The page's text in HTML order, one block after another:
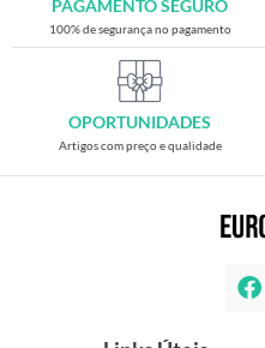
PAGAMENTO SEGURO
100% de segurança no pagamento
OPORTUNIDADES
Artigos com preço e qualidade